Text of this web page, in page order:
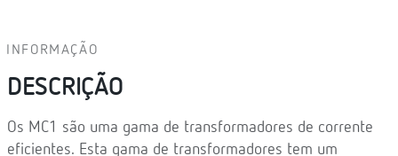
INFORMAÇÃO
DESCRIÇÃO
Os MC1 são uma gama de transformadores de corrente
eficientes. Esta gama de transformadores tem um